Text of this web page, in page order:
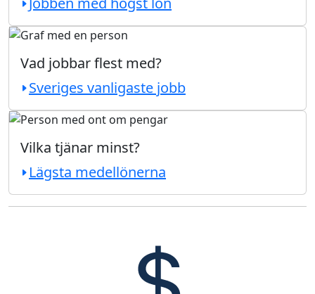
Vad jobbar flest med?
Sveriges vanligaste jobb
Vilka tjänar minst?
Lägsta medellönerna